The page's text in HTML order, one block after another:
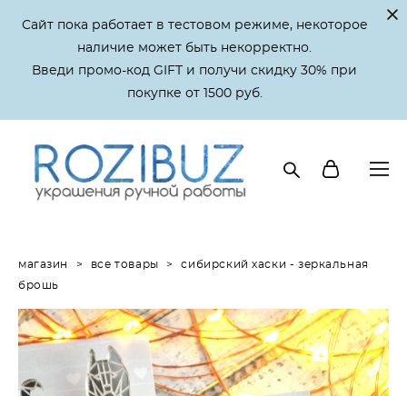
Сайт пока работает в тестовом режиме, некоторое
наличие может быть некорректно.
Введи промо-код GIFT и получи скидку 30% при
покупке от 1500 руб.
магазин > все товары > сибирский хаски - зеркальная
брошь